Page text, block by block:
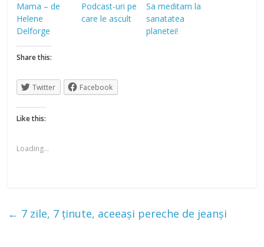
Mama – de
Helene
Delforge
Podcast-uri pe
care le ascult
Sa meditam la
sanatatea
planetei!
Share this:
Twitter Facebook
Like this:
Loading...
← 7 zile, 7 ținute, aceeași pereche de jeanși